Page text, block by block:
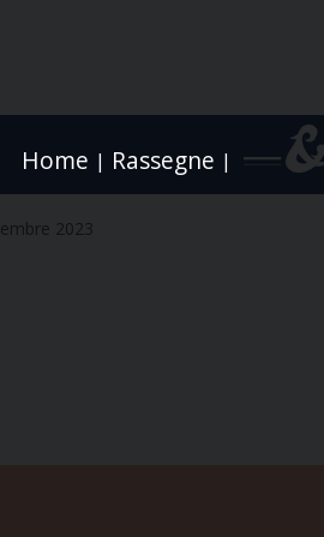
Home | Rassegne |
2023